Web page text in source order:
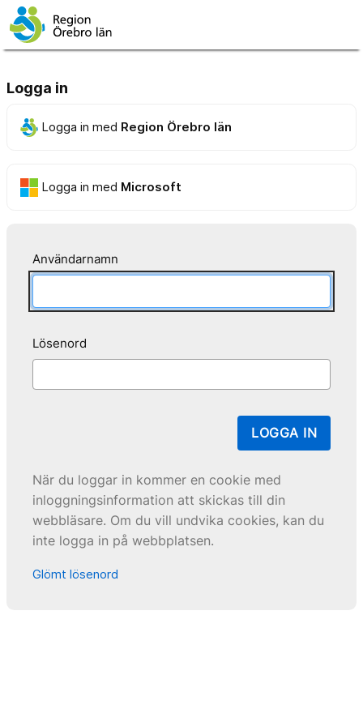
Logga in
Logga in med Region Örebro län
Logga in med Microsoft
Användarnamn
Lösenord
LOGGA IN
När du loggar in kommer en cookie med
inloggningsinformation att skickas till din
webbläsare. Om du vill undvika cookies, kan du
inte logga in på webbplatsen.
Glömt lösenord